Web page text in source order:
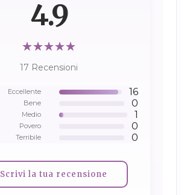
4.9
17 Recensioni
Eccellente 16
Bene 0
Medio 1
Povero 0
Terribile 0
Scrivi la tua recensione